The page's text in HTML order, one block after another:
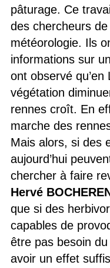
pâturage. Ce
des chercheurs
météorologie. Ils
informations sur
ont observé
végétation
rennes croît. En
marche des
Mais alors, si des
aujourd’hui
chercher à faire
Hervé
que si des
capables de
être pas besoin
avoir un effet